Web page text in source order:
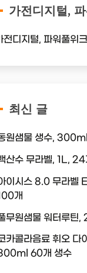
가전디지털,
최신 글
원샘물 생수,
산수 무라벨, 1L, 24
이시스 8.0 무라
개
무원샘물 워터루틴
카콜라음료 휘오 다
60개 생수